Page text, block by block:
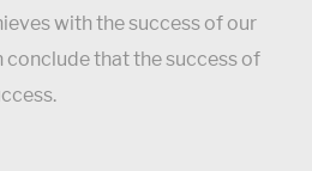
with the success of our
conclude that the success of